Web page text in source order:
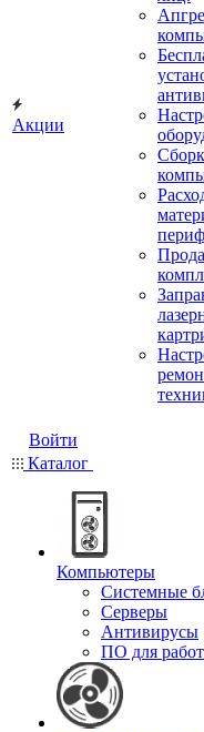
Акции
Войти
Каталог
Компьютеры
Системные
Серверы
Антивирусы
ПО для